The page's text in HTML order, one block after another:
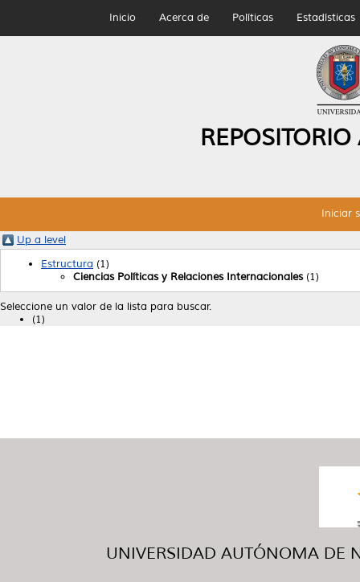
Inicio Acerca de Políticas Estadísticas
Iniciar
Up a level
Estructura (1)
Ciencias Políticas y Relaciones Internacionales(1)
Seleccione un valor de la lista para buscar.
(1)
UNIVERSIDAD AUTÓNOMA DE